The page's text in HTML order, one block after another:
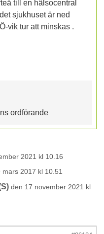
till en hälsocentral
sjukhuset är ned
vik tur att minskas .
ordförande
2021 kl 10.16
mars 2017 kl 10.51
den 17 november 2021 kl